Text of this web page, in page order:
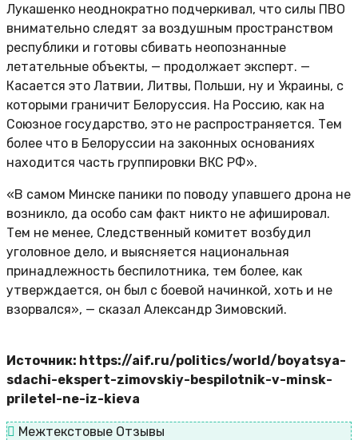
Лукашенко неоднократно подчеркивал, что силы ПВО
внимательно следят за воздушным пространством
республики и готовы сбивать неопознанные
летательные объекты, — продолжает эксперт. —
Касается это Латвии, Литвы, Польши, ну и Украины, с
которыми граничит Белоруссия. На Россию, как на
Союзное государство, это не распространяется. Тем
более что в Белоруссии на законных основаниях
находится часть группировки ВКС РФ».
«В самом Минске паники по поводу упавшего дрона не
возникло, да особо сам факт никто не афишировал.
Тем не менее, Следственный комитет возбудил
уголовное дело, и выясняется национальная
принадлежность беспилотника, тем более, как
утверждается, он был с боевой начинкой, хоть и не
взорвался», — сказал Александр Зимовский.
Источник: https://aif.ru/politics/world/boyatsya-
sdachi-ekspert-zimovskiy-bespilotnik-v-minsk-
priletel-ne-iz-kieva
Межтекстовые Отзывы